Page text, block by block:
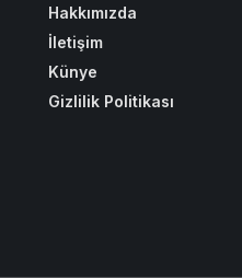
Hakkımızda
İletişim
Künye
Gizlilik Politikası